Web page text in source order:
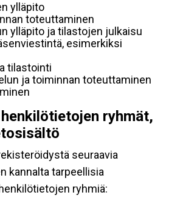
ylläpito
toteuttaminen
ylläpito ja tilastojen julkaisu
esimerkiksi
tilastointi
ja toiminnan toteuttaminen
ryhmät,
seuraavia
kannalta tarpeellisia
ryhmiä: